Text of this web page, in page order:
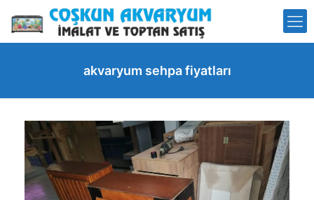
akvaryum sehpa fiyatları